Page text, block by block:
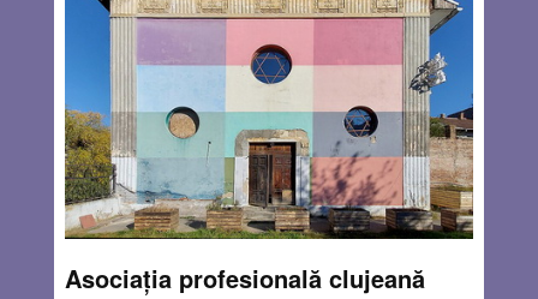
campania electorală. Cum se explică oare acest rezultat?
Au contribuit, fără îndoială, o serie de factori, dintre care
mulți sunt legați de presiunile economice cu care se
confruntă generațiile tinere. Eu cred, însă, că este greu de
ignorat legătura dintre victoria sa categorică și valul
alarmant de antisemitism care a izbucnit în campusurile
universitare.
Read more…
NOV 13, 2025 12 COMMENTS
Asociația profesională clujeană